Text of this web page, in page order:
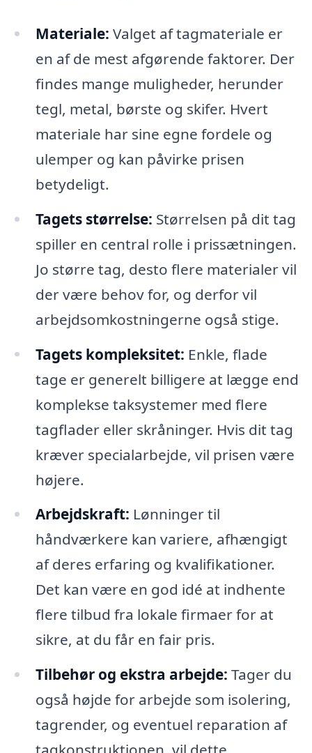
Materiale: Valget af tagmateriale er
en af de mest afgørende faktorer. Der
findes mange muligheder, herunder
tegl, metal, børste og skifer. Hvert
materiale har sine egne fordele og
ulemper og kan påvirke prisen
betydeligt.
Tagets størrelse: Størrelsen på dit tag
spiller en central rolle i prissætningen.
Jo større tag, desto flere materialer vil
der være behov for, og derfor vil
arbejdsomkostningerne også stige.
Tagets kompleksitet: Enkle, flade
tage er generelt billigere at lægge end
komplekse taksystemer med flere
tagflader eller skråninger. Hvis dit tag
kræver specialarbejde, vil prisen være
højere.
Arbejdskraft: Lønninger til
håndværkere kan variere, afhængigt
af deres erfaring og kvalifikationer.
Det kan være en god idé at indhente
flere tilbud fra lokale firmaer for at
sikre, at du får en fair pris.
Tilbehør og ekstra arbejde: Tager du
også højde for arbejde som isolering,
tagrender, og eventuel reparation af